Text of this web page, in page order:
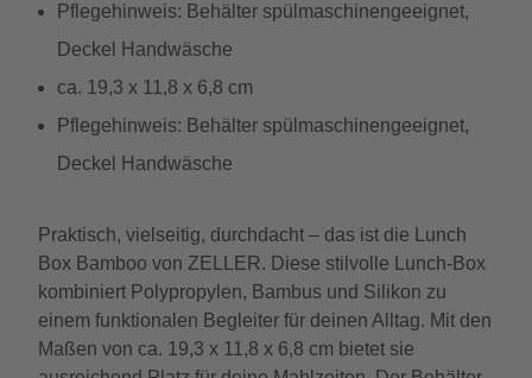
Pflegehinweis: Behälter spülmaschinengeeignet,
Deckel Handwäsche
ca. 19,3 x 11,8 x 6,8 cm
Pflegehinweis: Behälter spülmaschinengeeignet,
Deckel Handwäsche
Praktisch, vielseitig, durchdacht – das ist die Lunch
Box Bamboo von ZELLER. Diese stilvolle Lunch-Box
kombiniert Polypropylen, Bambus und Silikon zu
einem funktionalen Begleiter für deinen Alltag. Mit den
Maßen von ca. 19,3 x 11,8 x 6,8 cm bietet sie